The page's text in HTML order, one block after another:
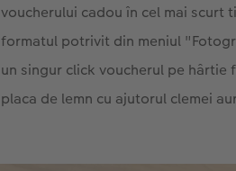
voucherului cadou în cel mai scurt
formatul potrivit din meniul
un singur click voucherul pe
placa de lemn cu ajutorul clemei